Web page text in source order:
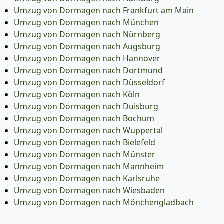
Umzug von Dormagen nach Frankfurt am Main
Umzug von Dormagen nach München
Umzug von Dormagen nach Nürnberg
Umzug von Dormagen nach Augsburg
Umzug von Dormagen nach Hannover
Umzug von Dormagen nach Dortmund
Umzug von Dormagen nach Düsseldorf
Umzug von Dormagen nach Köln
Umzug von Dormagen nach Duisburg
Umzug von Dormagen nach Bochum
Umzug von Dormagen nach Wuppertal
Umzug von Dormagen nach Bielefeld
Umzug von Dormagen nach Münster
Umzug von Dormagen nach Mannheim
Umzug von Dormagen nach Karlsruhe
Umzug von Dormagen nach Wiesbaden
Umzug von Dormagen nach Mönchen­gladbach